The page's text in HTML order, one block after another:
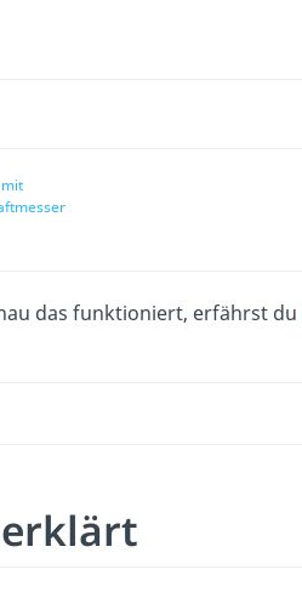
das funktioniert, erfährst du